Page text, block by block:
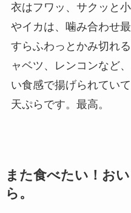
衣はフワッ、サクッと
やイカは、噛み合わせ
すらふわっとかみ切れ
ャベツ、レンコンなど
い食感で揚げられてい
天ぷらです。最高。
また食べたい！お
ら。